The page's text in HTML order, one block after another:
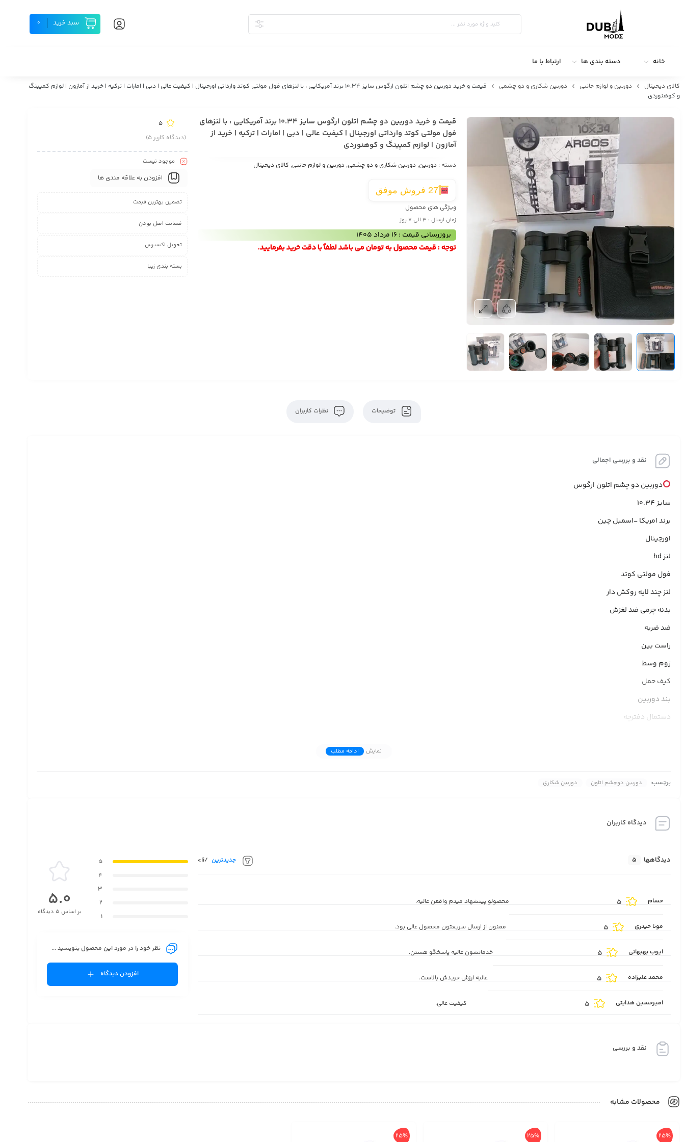
سبد خرید 0
خانه دسته بندی ها ارتباط با ما
کالای دیجیتال دوربین و لوازم جانبی دوربین شکاری و دو چشمی
قیمت و خرید دوربین دو چشم اتلون ارگوس سایز 10.34 برند آمریکایی ، با لنزهای فول مولتی کوتد وارداتی اورجینال | کیفیت عالی | دبی | امارات |‌ ترکیه | خرید از آمازون |‌ لوازم کمپینگ
و کوهنوردی
قیمت و خرید دوربین دو چشم اتلون ارگوس سایز 10.34 برند آمریکایی ، با لنزهای
فول مولتی کوتد وارداتی اورجینال | کیفیت عالی | دبی | امارات |‌ ترکیه | خرید از
آمازون |‌ لوازم کمپینگ و کوهنوردی
دسته :دوربین,دوربین شکاری و دو چشمی,دوربین و لوازم جانبی, کالای دیجیتال
27 فروش موفق
ویژگی های محصول
زمان ارسال : ۳ الی ۷ روز
بروزرسانی قیمت : 16 مرداد 1405
توجه : قیمت محصول به تومان می باشد لطفاً با دقت خرید بفرمایید.
5
(دیدگاه کاربر5
)
موجود نیست
افزودن به علاقه مندی ها
تضمین بهترین قیمت
ضمانت اصل بودن
تحویل اکسپرس
بسته بندی زیبا
توضیحات نظرات کاربران
نقد و بررسی اجمالی
دوربین دو چشم اتلون ارگوس
سایز 10.34
برند امریکا -اسمبل چین
اورجینال
لنز hd
فول مولتی کوتد
لنز چند لایه روکش دار
بدنه چرمی ضد لغزش
ضد ضربه
راست بین
زوم وسط
کیف حمل
بند دوربین
دستمال دفترچه
نمایش ادامه مطلب
برچسب: دوربین دوچشم اتلون دوربین شکاری
دیدگاه کاربران
دیدگاهها 5 جدیدترین /li>
حسام 5 محصولو پینشهاد میدم واقعن عالیه.
مونا حیدری 5 ممنون از ارسال سریعتون محصول عالی بود.
ایوب بهبهانی 5 خدماتشون عالیه پاسخگو هستن.
محمد علیزاده 5 عالیه ارزش خریدش بالاست.
امیرحسین هدایتی 5 کیفیت عالی.
5
4
3
2
1
5.0
بر اساس 5 دیدگاه
نظر خود را در مورد این محصول بنویسید ...
افزودن دیدگاه
نقد و بررسی
محصولات مشابه
25%
25%
25%